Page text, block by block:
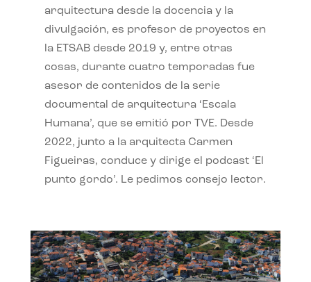
arquitectura desde la docencia y la
divulgación, es profesor de proyectos en
la ETSAB desde 2019 y, entre otras
cosas, durante cuatro temporadas fue
asesor de contenidos de la serie
documental de arquitectura ‘Escala
Humana’, que se emitió por TVE. Desde
2022, junto a la arquitecta Carmen
Figueiras, conduce y dirige el podcast ‘El
punto gordo’. Le pedimos consejo lector.